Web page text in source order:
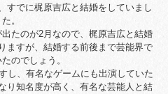
すでに梶原吉広と結婚をしていまし
た。
たのが2月なので、梶原吉広と結婚
ますが、結婚する前後まで芸能界で
のでしょう。
し、有名なゲームにも出演していた
り知名度が高く、有名な芸能人と結